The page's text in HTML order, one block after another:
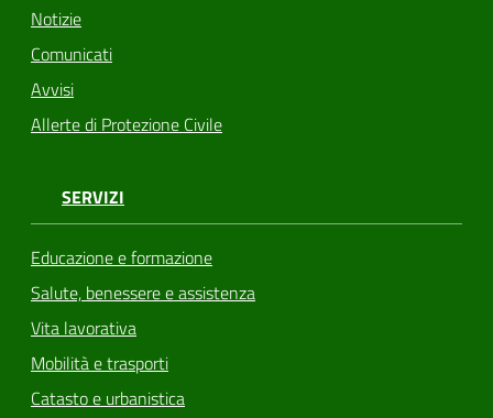
Notizie
Comunicati
Avvisi
Allerte di Protezione Civile
SERVIZI
Educazione e formazione
Salute, benessere e assistenza
Vita lavorativa
Mobilità e trasporti
Catasto e urbanistica